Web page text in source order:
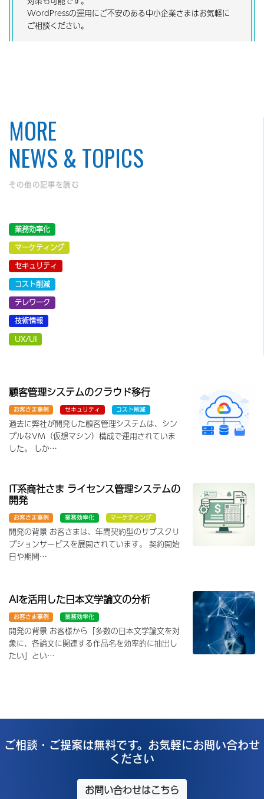
WordPressの運用にご不安のある中小企業さまはお気軽に
ご相談ください。
MORE
NEWS & TOPICS
その他の記事を読む
業務効率化
マーケティング
セキュリティ
コスト削減
テレワーク
技術情報
UX/UI
顧客管理システムのクラウド移行
お客さま事例 セキュリティ コスト削減
過去に弊社が開発した顧客管理システムは、シン
プルなVM（仮想マシン）構成で運用されていま
した。 しか…
IT系商社さま ライセンス管理システムの
開発
お客さま事例 業務効率化 マーケティング
開発の背景 お客さまは、年間契約型のサブスクリ
プションサービスを展開されています。 契約開始
日や期間…
AIを活用した日本文学論文の分析
お客さま事例 業務効率化
開発の背景 お客様から「多数の日本文学論文を対
象に、各論文に関連する作品名を効率的に抽出し
たい」とい…
ご相談・ご提案は無料です。お気軽にお問い合わせ
ください
お問い合わせはこちら